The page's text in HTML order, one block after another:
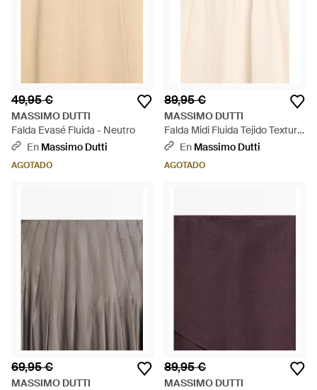
49,95 €
MASSIMO DUTTI
Falda Evasé Fluida - Neutro
En Massimo Dutti
AGOTADO
89,95 €
MASSIMO DUTTI
Falda Midi Fluida Tejido Textura
- Neutro
En Massimo Dutti
AGOTADO
69,95 €
MASSIMO DUTTI
89,95 €
MASSIMO DUTTI